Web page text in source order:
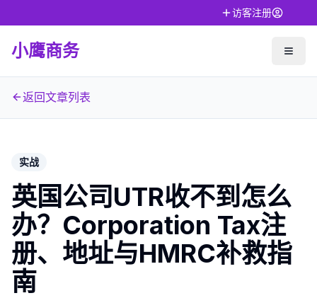
访客注册
小鹰商务
返回文章列表
实战
英国公司UTR收不到怎么
办？Corporation Tax注
册、地址与HMRC补救指
南